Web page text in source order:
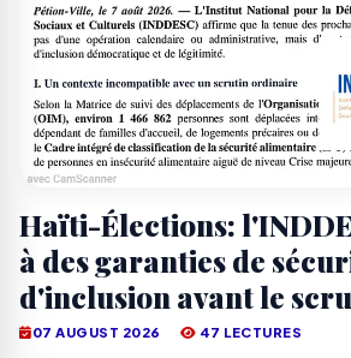
Haïti-Élections:
à des garanties de
d'inclusion avant le
07 AUGUST 2026 47 LECTURES